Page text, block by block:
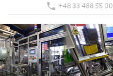
+48 33 488 55 00